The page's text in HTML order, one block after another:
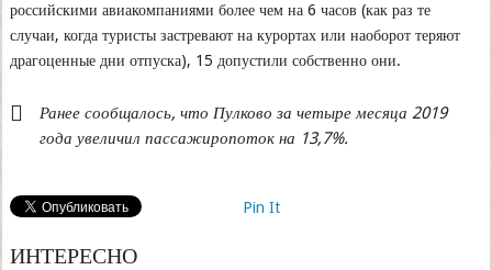
российскими авиакомпаниями более чем на 6 часов (как раз те
случаи, когда туристы застревают на курортах или наоборот теряют
драгоценные дни отпуска), 15 допустили собственно они.
Ранее сообщалось, что Пулково за четыре месяца 2019
года увеличил пассажиропоток на 13,7%.
Pin It
ИНТЕРЕСНО